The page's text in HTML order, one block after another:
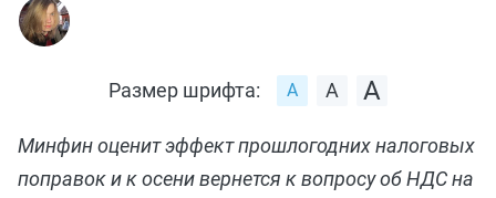
Размер шрифта:
Минфин оценит эффект прошлогодних налоговых
поправок и к осени вернется к вопросу об НДС на